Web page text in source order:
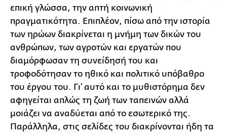
επική γλώσσα, την απτή κοινωνική
πραγματικότητα. Επιπλέον, πίσω από την ιστορία
των ηρώων διακρίνεται η μνήμη των δικών του
ανθρώπων, των αγροτών και εργατών που
διαμόρφωσαν τη συνείδησή του και
τροφοδότησαν το ηθικό και πολιτικό υπόβαθρο
του έργου του. Γι’ αυτό και το μυθιστόρημα δεν
αφηγείται απλώς τη ζωή των ταπεινών αλλά
μοιάζει να αναδύεται από το εσωτερικό της.
Παράλληλα, στις σελίδες του διακρίνονται ήδη τα